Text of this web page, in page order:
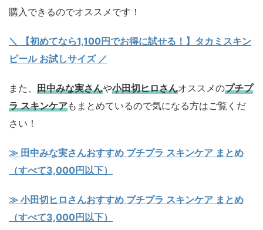
購入できるのでオススメです！
＼ 【初めてなら1,100円でお得に試せる！】タカミスキン
ピール お試しサイズ／
また、 田中みな実さんや小田切ヒロさんオススメのプチプ
ラ スキンケアもまとめているので気になる方はご覧くだ
さい！
≫ 田中みな実さんおすすめ プチプラ スキンケア まとめ
（すべて3,000円以下）
≫ 小田切ヒロさんおすすめ プチプラ スキンケア まとめ
（すべて3,000円以下）